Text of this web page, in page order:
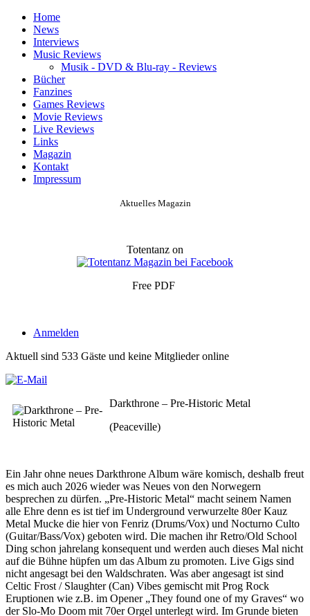
Home
News
Interviews
Music Reviews
Musik - DVD & Blu-ray - Reviews
Bücher
Fanzines
Games Reviews
Movie Reviews
Live Reviews
Links
Magazin
Kontakt
Impressum
Aktuelles Magazin
Totentanz on
Free PDF
Anmelden
Aktuell sind 533 Gäste und keine Mitglieder online
Darkthrone – Pre-Historic Metal
(Peaceville)
Ein Jahr ohne neues Darkthrone Album wäre komisch, deshalb freut
es mich auch 2026 wieder was Neues von den Norwegern
besprechen zu dürfen. „Pre-Historic Metal“ macht seinem Namen
alle Ehre denn es ist tief im Underground verwurzelte 80er Kauz
Metal Mucke die hier von Fenriz (Drums/Vox) und Nocturno Culto
(Guitar/Bass/Vox) geboten wird. Die machen ihr Retro/Old School
Ding schon jahrelang konsequent und werden auch dieses Mal nicht
auf die Bühne hüpfen um das Album zu promoten. Live Gigs sind
nicht angesagt bei den Waldschraten. Was aber angesagt ist sind
Celtic Frost / Slaughter (Can) Vibes gemischt mit Prog Rock
Eruptionen wie z.B. im Opener „They found one of my Graves“ wo
der Slo-Mo Doom mit 70er Orgel unterlegt wird. Im Grunde bieten